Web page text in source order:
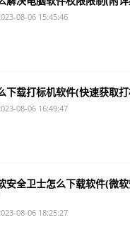
08-06 15:45:46
下载打标机软件(快速获取
08-06 16:49:47
安全卫士怎么下载软件(微
08-06 18:25:27